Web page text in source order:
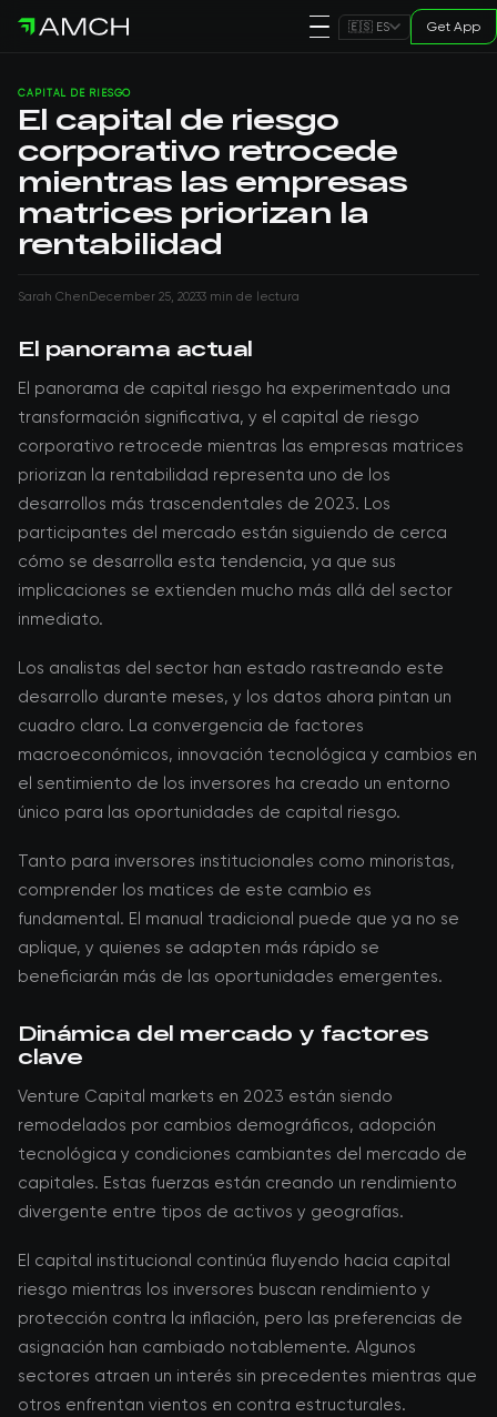
🇪🇸 ES Get App
CAPITAL DE RIESGO
El capital de riesgo
corporativo retrocede
mientras las empresas
matrices priorizan la
rentabilidad
Sarah ChenDecember 25, 20233 min de lectura
El panorama actual
El panorama de capital riesgo ha experimentado una
transformación significativa, y el capital de riesgo
corporativo retrocede mientras las empresas matrices
priorizan la rentabilidad representa uno de los
desarrollos más trascendentales de 2023. Los
participantes del mercado están siguiendo de cerca
cómo se desarrolla esta tendencia, ya que sus
implicaciones se extienden mucho más allá del sector
inmediato.
Los analistas del sector han estado rastreando este
desarrollo durante meses, y los datos ahora pintan un
cuadro claro. La convergencia de factores
macroeconómicos, innovación tecnológica y cambios en
el sentimiento de los inversores ha creado un entorno
único para las oportunidades de capital riesgo.
Tanto para inversores institucionales como minoristas,
comprender los matices de este cambio es
fundamental. El manual tradicional puede que ya no se
aplique, y quienes se adapten más rápido se
beneficiarán más de las oportunidades emergentes.
Dinámica del mercado y factores
clave
Venture Capital markets en 2023 están siendo
remodelados por cambios demográficos, adopción
tecnológica y condiciones cambiantes del mercado de
capitales. Estas fuerzas están creando un rendimiento
divergente entre tipos de activos y geografías.
El capital institucional continúa fluyendo hacia capital
riesgo mientras los inversores buscan rendimiento y
protección contra la inflación, pero las preferencias de
asignación han cambiado notablemente. Algunos
sectores atraen un interés sin precedentes mientras que
otros enfrentan vientos en contra estructurales.